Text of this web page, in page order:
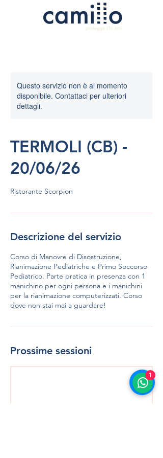
Questo servizio non è al momento
disponibile. Contattaci per ulteriori
dettagli.
TERMOLI (CB) -
20/06/26
Ristorante Scorpion
Descrizione del servizio
Corso di Manovre di Disostruzione,
Rianimazione Pediatriche e Primo Soccorso
Pediatrico. Parte pratica in presenza con 1
manichino per ogni persona e i manichini
per la rianimazione computerizzati. Corso
dove non stai mai a guardare!
Prossime sessioni
1